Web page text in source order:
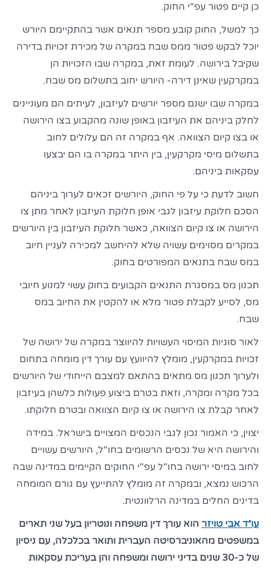
כן קיים פטור עפ"י החוק.
כך למשל, החוק קובע מספר תנאים אשר בהתקיימם היורש
יוכל לבקש פטור ממס שבח במקרה של מכירת זכויות בדירה
שקיבל בירושה. לעומת זאת, במקרה שבו הזכויות הן
במקרקעין שאינן דירה- היורש יחוב בתשלום מס שבח.
במקרה שבו ישנם מספר יורשים לעיזבון, לעיתים הם מעוניינים
לחלק ביניהם את העיזבון באופן שונה מהקבוע בצו הירושה
או בצו קיום הצוואה. אף במקרה זה הם עלולים לחוב
בתשלום מיסי מקרקעין, בין היתר במקרה בו הם יבצעו
עסקאות ביניהם.
חשוב לדעת כי על פי החוק, היורשים זכאים לערוך ביניהם
הסכם חלוקת עיזבון לגבי אופן חלוקת העיזבון לאחר מתן צו
הירושה או צו קיום הצוואה, כאשר חלוקת העיזבון בין היורשים
במקרים מסוימים עשויה שלא להיחשב למכירה לעניין חיוב
במס שבח בתנאים המפורטים בחוק.
תכנון מס במסגרת התנאים הקבועים בחוק עשוי למנוע חיובי
מס, לסייע לקבלת פטור מלא או להקטין את החיוב במס
שבח.
לאור סוגיות המיסוי העשויות להיווצר במקרה של ירושה של
זכויות במקרקעין, מומלץ להיוועץ עם עורך דין מומחה בתחום
ולערוך תכנון מס מתאים בהתאם למצבם הייחודי של היורשים
בכל מקרה ומקרה, וזאת בטרם ביצוע פעולות כלשהן בעיזבון
לאחר קבלת צו הירושה או צו קיום הצוואה ובטרם חלוקתו.
יצוין, כי האמור נכון לגבי הנכסים המצויים בישראל. במידה
והירושה היא של נכסים הרשומים בחו"ל, היורשים עשויים
לחוב במיסי ירושה בחו"ל עפ"י החוקים הקיימים במדינה שבה
הרכוש נמצא, ובמקרה זה מומלץ להתייעץ עם גורם המומחה
בדינים החלים במדינה הרלוונטית.
עו״ד אבי טויזר הוא עורך דין משפחה ונוטריון בעל שני תארים
במשפטים מהאוניברסיטה העברית ותואר בכלכלה, עם ניסיון
של כ-30 שנים בדיני ירושה ומשפחה והן בעריכת עסקאות